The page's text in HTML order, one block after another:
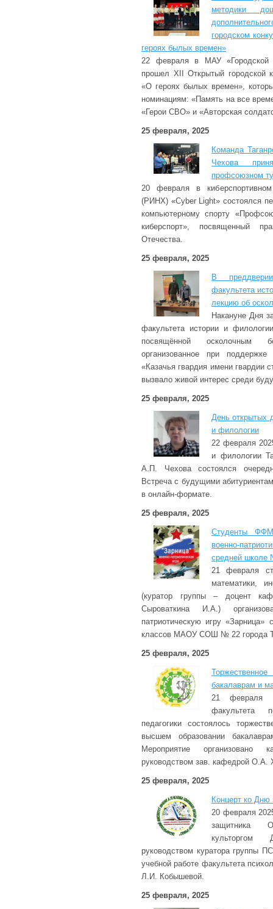
методики
городском
героях былых времен»
22 февраля в МАУ «Городской
прошел XII Открытый городской
«О героях былых времен»,
номинациям: «Память на все
«Герои СВО» и «Авторская
25 февраля, 2025
Команда
Чехова
профсоюзном
20 февраля в
(РИНХ) «Cyber Light» состоялся
компьютерному спорту
киберспорт», посвященный
Отечества.
25 февраля, 2025
В
факультета
лекцию об
Накануне Дня
факультета истории и
посвящённой осколочным
организованное при
«Казачья гвардия имени гвардии
вызвало живой интерес среди
25 февраля, 2025
День открытых
и филологии
22 февраля
и филологии
А.П. Чехова состоялся
Встреча с будущими
в онлайн-формате.
25 февраля, 2025
Студенты
военно-
средней школе
21 февраля
математики,
(куратор группы – доцент
Сыроваткина И.А.)
патриотическую игру
классов МАОУ СОШ № 22 города
25 февраля, 2025
бакалаврам и
21 февраля
факультета
педагогики состоялось
высшем образовании
Мероприятие организовано
руководством зав. кафедрой О.А.
25 февраля, 2025
Концерт ко Дню
20 февраля
защитника
руководством куратора группы
учебной работе факультета
Л.И. Кобышевой.
25 февраля, 2025